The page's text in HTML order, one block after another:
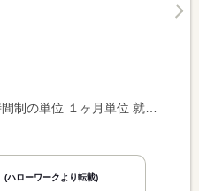
(ハローワークより転載)